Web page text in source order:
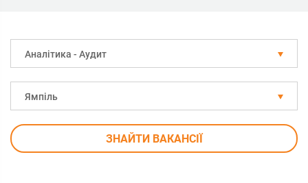
Аналітика - Аудит
Ямпіль
ЗНАЙТИ ВАКАНСІЇ